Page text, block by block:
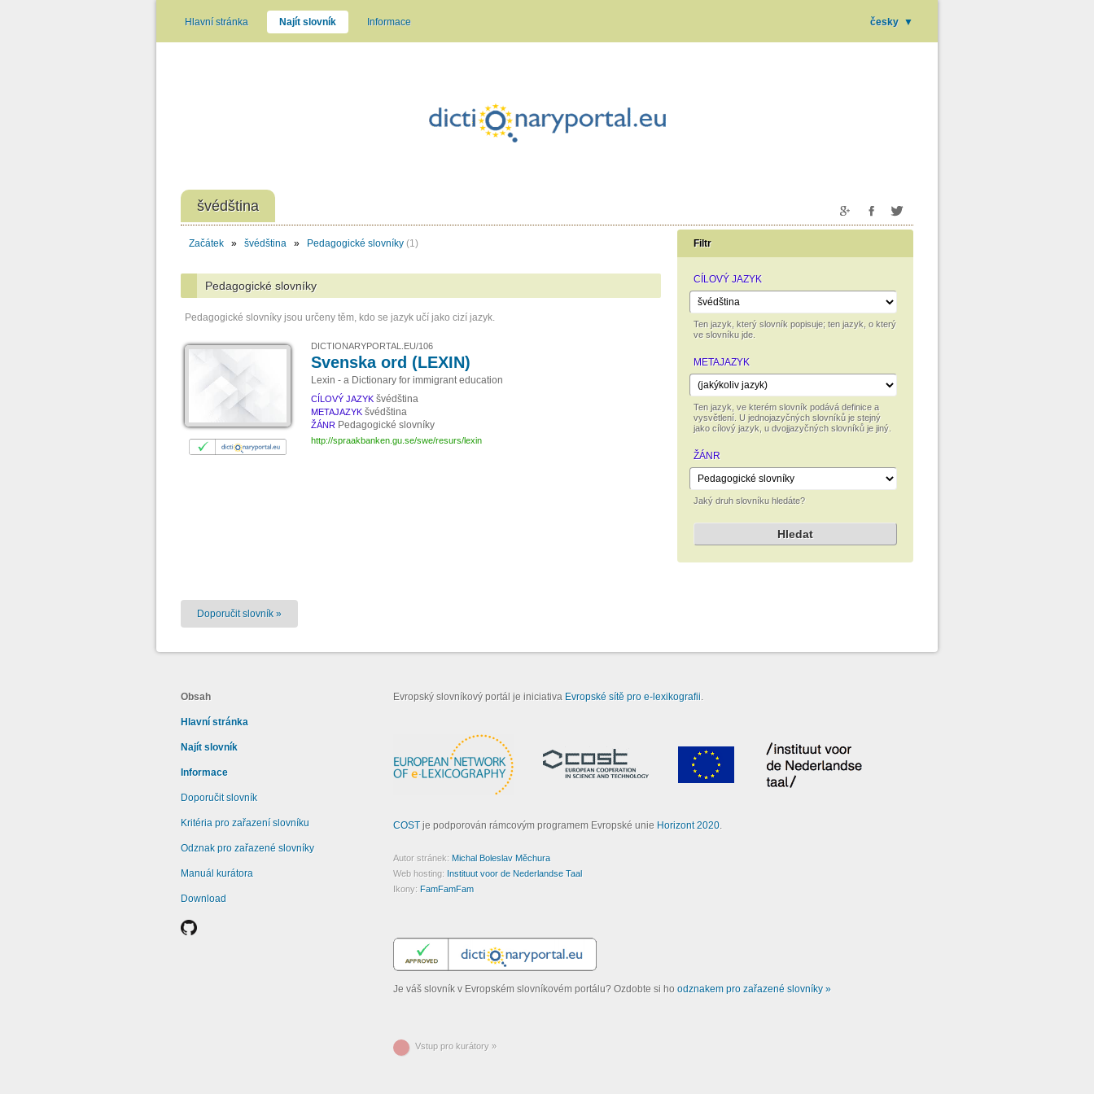
Hlavní stránka Najít slovník Informace česky ▼
švédština
Filtr
CÍLOVÝ JAZYK
Ten jazyk, který slovník popisuje; ten jazyk, o který
ve slovníku jde.
METAJAZYK
Ten jazyk, ve kterém slovník podává definice a
vysvětlení. U jednojazyčných slovníků je stejný
jako cílový jazyk, u dvojjazyčných slovníků je jiný.
ŽÁNR
Jaký druh slovníku hledáte?
Začátek » švédština » Pedagogické slovníky (1)
Pedagogické slovníky
Pedagogické slovníky jsou určeny těm, kdo se jazyk učí jako cizí jazyk.
DICTIONARYPORTAL.EU/106
Svenska ord (LEXIN)
Lexin - a Dictionary for immigrant education
CÍLOVÝ JAZYK švédština
METAJAZYK švédština
ŽÁNR Pedagogické slovníky
http://spraakbanken.gu.se/swe/resurs/lexin
Doporučit slovník »
Obsah
Hlavní stránka
Najít slovník
Informace
Doporučit slovník
Kritéria pro zařazení slovníku
Odznak pro zařazené slovníky
Manuál kurátora
Download
Evropský slovníkový portál je iniciativa Evropské sítě pro e-lexikografii.
COSTje podporován rámcovým programem Evropské unie Horizont 2020.
Autor stránek: Michal Boleslav Měchura
Web hosting: Instituut voor de Nederlandse Taal
Ikony: FamFamFam
Je váš slovník v Evropském slovníkovém portálu? Ozdobte si ho odznakem pro zařazené slovníky »
Vstup pro kurátory »